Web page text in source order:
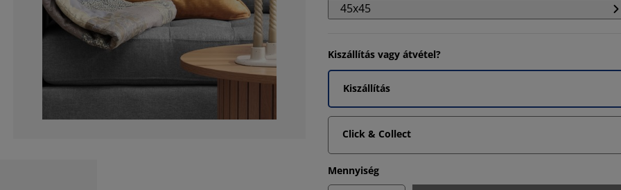
45x45
Kiszállítás vagy átvétel?
Kiszállítás
Click & Collect
Mennyiség